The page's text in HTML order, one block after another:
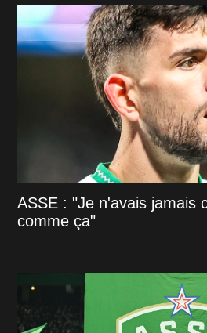
ASSE : "Je n'avais jamais
comme ça"